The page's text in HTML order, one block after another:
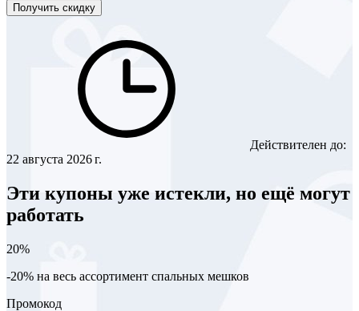
Получить скидку
Действителен до:
22 августа 2026 г.
Эти купоны уже истекли, но ещё могут
работать
20%
-20% на весь ассортимент спальных мешков
Промокод